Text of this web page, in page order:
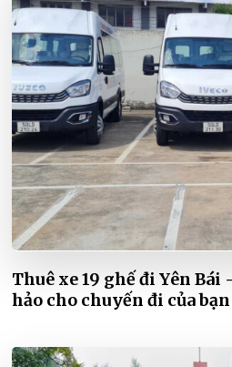
Thuê xe 19 ghế đi Yên Bái
hảo cho chuyến đi của